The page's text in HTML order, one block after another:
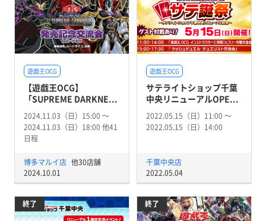
遊戯王OCG
【遊戯王OCG】
「SUPREME DARKNE...
2024.11.03（日）15:00 〜
2024.11.03（日）18:00 他41
日程
博多マルイ店 他30店舗
2024.10.01
遊戯王OCG
サテライトショップ千葉
中央リニューアルOPE...
2022.05.15（日）11:00 〜
2022.05.15（日）14:00
千葉中央店
2022.05.04
終了 終了